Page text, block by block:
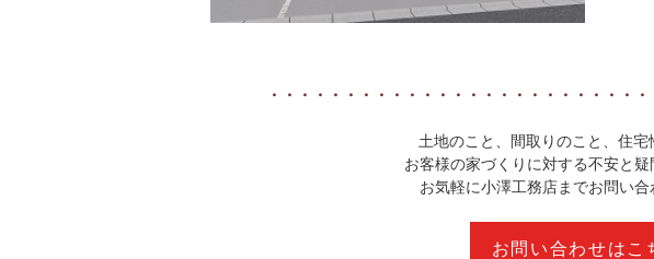
・・・・・・・・・・・・・・・・・・・・・・・・
土地のこと、間取りのこと、住
お客様の家づくりに対する不安と
お気軽に小澤工務店までお問い合
お問い合わせはこ